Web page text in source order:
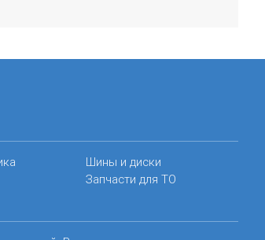
Шины и диски
Запчасти для ТО